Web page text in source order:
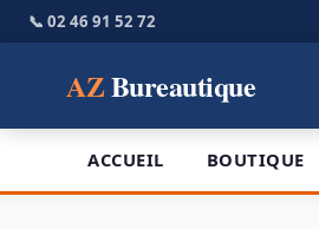
📞 02 46 91 52 72
AZBureautique
ACCUEIL BOUTIQUE